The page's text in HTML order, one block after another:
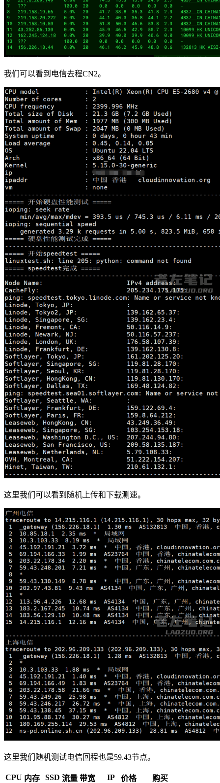
我们可以看到电信去程CN2。
这里我们可以看到随机上传和下载测速。
这里我们随机测试电信回程也是59.43节点。
CPU 内存 SSD 流量 带宽 IP 价格
购买